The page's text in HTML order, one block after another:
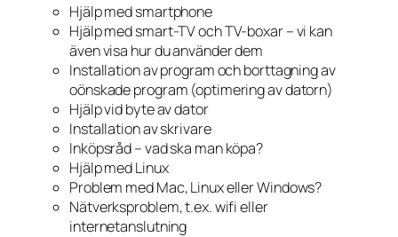
Hjälp med smartphone
Hjälp med smart-TV och TV-boxar – vi kan
även visa hur du använder dem
Installation av program och borttagning av
oönskade program (optimering av datorn)
Hjälp vid byte av dator
Installation av skrivare
Inköpsråd – vad ska man köpa?
Hjälp med Linux
Problem med Mac, Linux eller Windows?
Nätverksproblem, t.ex. wifi eller
internetanslutning